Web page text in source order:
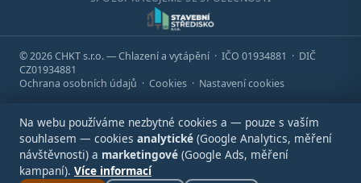
© 2026 CHKT s.r.o. — Chlazení a vytápění · IČO 01934881 · DIČ
CZ01934881
Ochrana osobních údajů · Cookies · Nastavení cookies
Na webu používáme nezbytné cookies a — pouze s vaším
souhlasem — cookies analytické (Google Analytics, měření
návštěvnosti) a marketingové (Google Ads, měření
kampaní). Více informací